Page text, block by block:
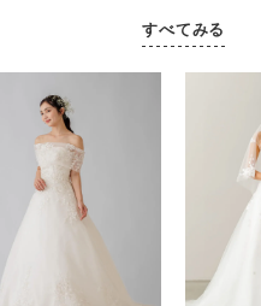
すべてみる